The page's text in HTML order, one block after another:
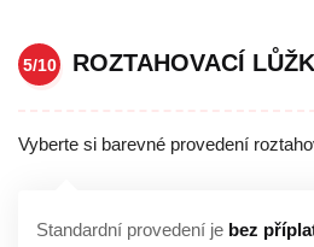
5/10 ROZTAHOVACÍ
Vyberte si barevné provedení
Standardní provedení je bez